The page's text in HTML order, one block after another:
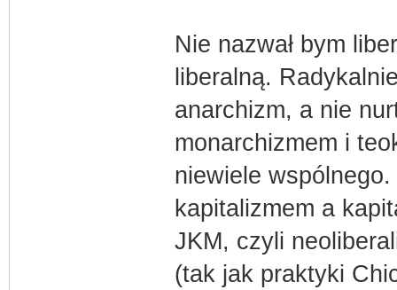
Nie nazwał bym
liberalną.
anarchizm, a nie
monarchizmem i
niewiele
kapitalizmem a
JKM, czyli
(tak jak praktyki